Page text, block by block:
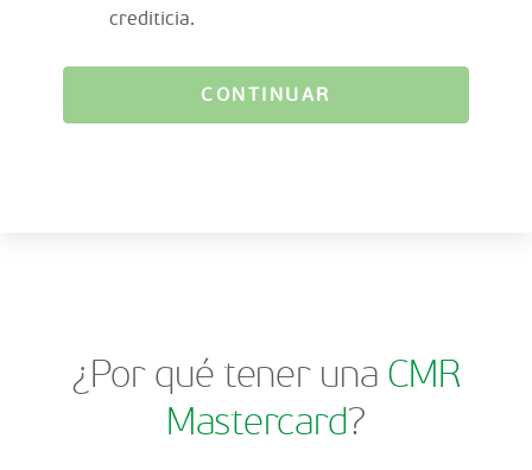
crediticia.
CONTINUAR
¿Por qué tener una CMR
Mastercard?